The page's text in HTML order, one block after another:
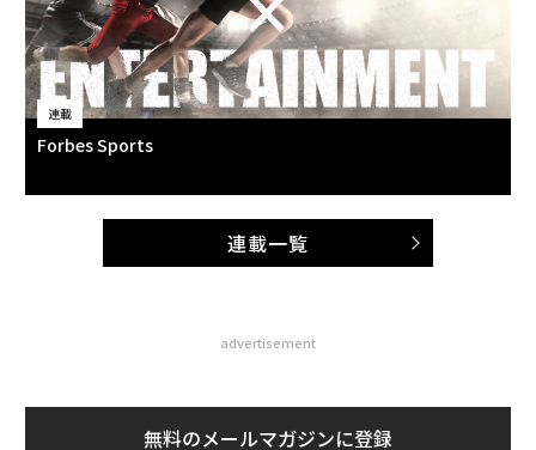
連載
Forbes Sports
連載一覧
advertisement
無料のメールマガジンに登録